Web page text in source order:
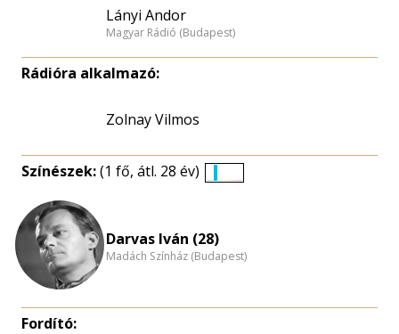
Lányi Andor
Magyar Rádió (Budapest)
Rádióra alkalmazó:
Zolnay Vilmos
Színészek:(1 fő, átl. 28 év)
Darvas Iván (28)
Madách Színház (Budapest)
Fordító: